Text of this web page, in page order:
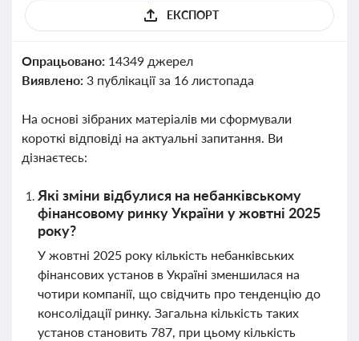
ЕКСПОРТ
Опрацьовано: 14349 джерел
Виявлено: 3 публікації за 16 листопада
На основі зібраних матеріалів ми сформували
короткі відповіді на актуальні запитання. Ви
дізнаєтесь:
Які зміни відбулися на небанківському
фінансовому ринку України у жовтні 2025
року?
У жовтні 2025 року кількість небанківських
фінансових установ в Україні зменшилася на
чотири компанії, що свідчить про тенденцію до
консолідації ринку. Загальна кількість таких
установ становить 787, при цьому кількість